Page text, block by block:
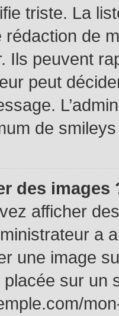
triste. La
rédaction de
Ils peuvent
peut
de
des images
afficher
a
une image
placée sur un